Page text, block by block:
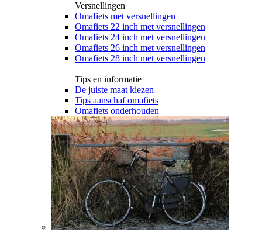
Versnellingen
Omafiets met versnellingen
Omafiets 22 inch met versnellingen
Omafiets 24 inch met versnellingen
Omafiets 26 inch met versnellingen
Omafiets 28 inch met versnellingen
Tips en informatie
De juiste maat kiezen
Tips aanschaf omafiets
Omafiets onderhouden